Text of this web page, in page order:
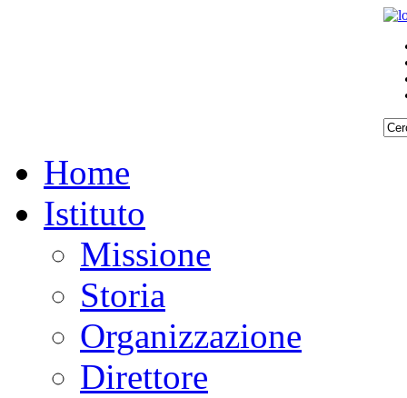
Home
Istituto
Missione
Storia
Organizzazione
Direttore